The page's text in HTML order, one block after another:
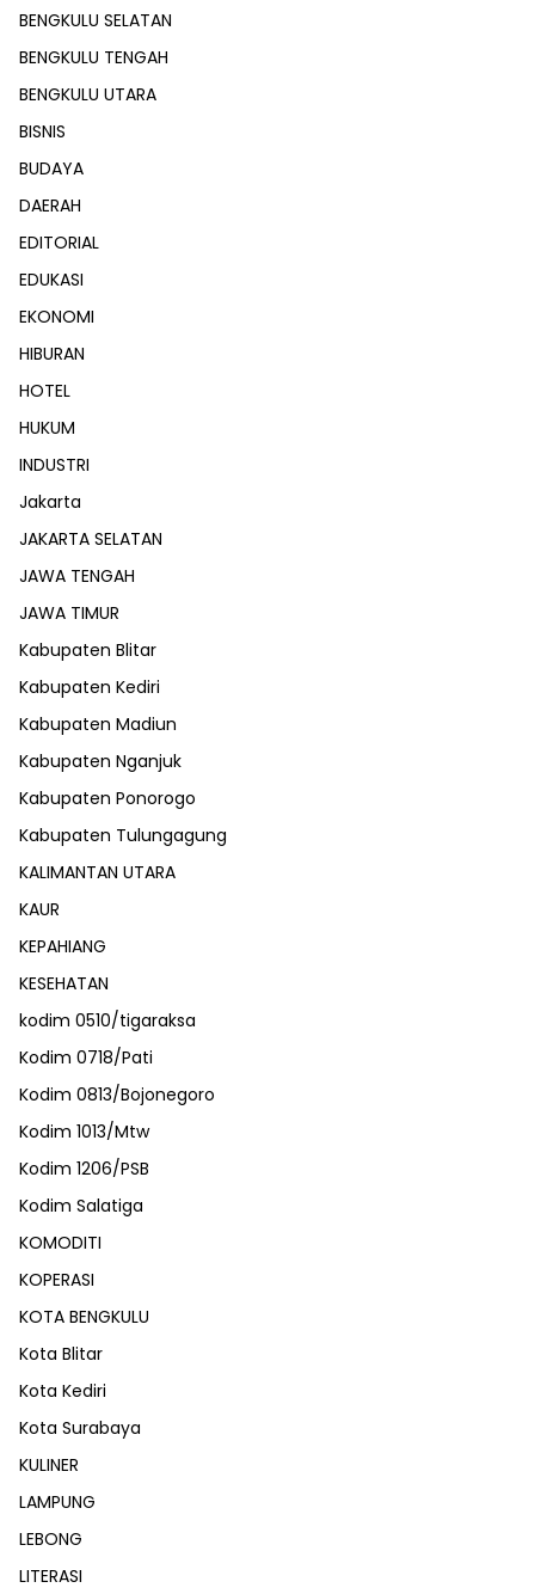
BENGKULU SELATAN
BENGKULU TENGAH
BENGKULU UTARA
BISNIS
BUDAYA
DAERAH
EDITORIAL
EDUKASI
EKONOMI
HIBURAN
HOTEL
HUKUM
INDUSTRI
Jakarta
JAKARTA SELATAN
JAWA TENGAH
JAWA TIMUR
Kabupaten Blitar
Kabupaten Kediri
Kabupaten Madiun
Kabupaten Nganjuk
Kabupaten Ponorogo
Kabupaten Tulungagung
KALIMANTAN UTARA
KAUR
KEPAHIANG
KESEHATAN
kodim 0510/tigaraksa
Kodim 0718/Pati
Kodim 0813/Bojonegoro
Kodim 1013/Mtw
Kodim 1206/PSB
Kodim Salatiga
KOMODITI
KOPERASI
KOTA BENGKULU
Kota Blitar
Kota Kediri
Kota Surabaya
KULINER
LAMPUNG
LEBONG
LITERASI